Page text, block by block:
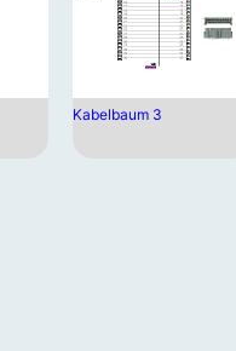
Kabelbaum 3